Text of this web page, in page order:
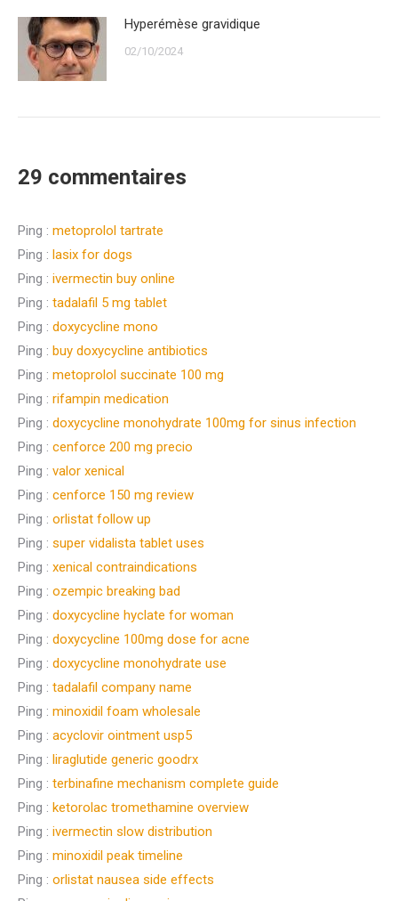
Hyperémèse gravidique
02/10/2024
29 commentaires
Ping : metoprolol tartrate
Ping : lasix for dogs
Ping : ivermectin buy online
Ping : tadalafil 5 mg tablet
Ping : doxycycline mono
Ping : buy doxycycline antibiotics
Ping : metoprolol succinate 100 mg
Ping : rifampin medication
Ping : doxycycline monohydrate 100mg for sinus infection
Ping : cenforce 200 mg precio
Ping : valor xenical
Ping : cenforce 150 mg review
Ping : orlistat follow up
Ping : super vidalista tablet uses
Ping : xenical contraindications
Ping : ozempic breaking bad
Ping : doxycycline hyclate for woman
Ping : doxycycline 100mg dose for acne
Ping : doxycycline monohydrate use
Ping : tadalafil company name
Ping : minoxidil foam wholesale
Ping : acyclovir ointment usp5
Ping : liraglutide generic goodrx
Ping : terbinafine mechanism complete guide
Ping : ketorolac tromethamine overview
Ping : ivermectin slow distribution
Ping : minoxidil peak timeline
Ping : orlistat nausea side effects